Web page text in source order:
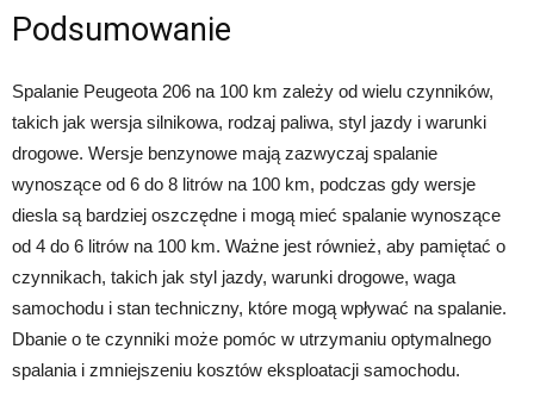
Podsumowanie
Spalanie Peugeota 206 na 100 km zależy od wielu czynników,
takich jak wersja silnikowa, rodzaj paliwa, styl jazdy i warunki
drogowe. Wersje benzynowe mają zazwyczaj spalanie
wynoszące od 6 do 8 litrów na 100 km, podczas gdy wersje
diesla są bardziej oszczędne i mogą mieć spalanie wynoszące
od 4 do 6 litrów na 100 km. Ważne jest również, aby pamiętać o
czynnikach, takich jak styl jazdy, warunki drogowe, waga
samochodu i stan techniczny, które mogą wpływać na spalanie.
Dbanie o te czynniki może pomóc w utrzymaniu optymalnego
spalania i zmniejszeniu kosztów eksploatacji samochodu.